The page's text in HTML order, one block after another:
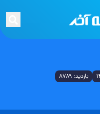
بازدید: 8789